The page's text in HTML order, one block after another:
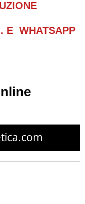
E WHATSAPP